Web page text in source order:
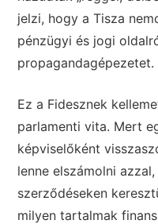
jelzi, hogy a Tisza
pénzügyi és jogi
propagandagépezetet.
Ez a Fidesznek
parlamenti vita. Mert
képviselőként
lenne elszámolni
szerződéseken
milyen tartalmak